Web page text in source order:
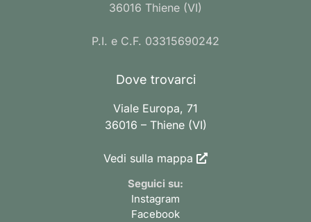
36016 Thiene (VI)
P.I. e C.F. 03315690242
Dove trovarci
Viale Europa, 71
36016 – Thiene (VI)
Vedi sulla mappa
Seguici su:
Instagram
Facebook